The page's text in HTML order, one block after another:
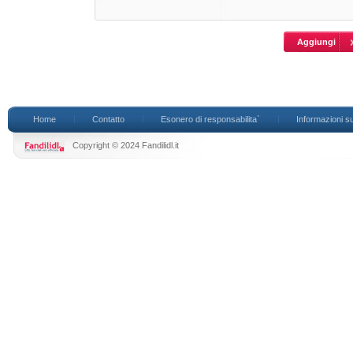
Home Contatto Esonero di responsabilita` Informazioni
Copyright © 2024 Fandilidl.it